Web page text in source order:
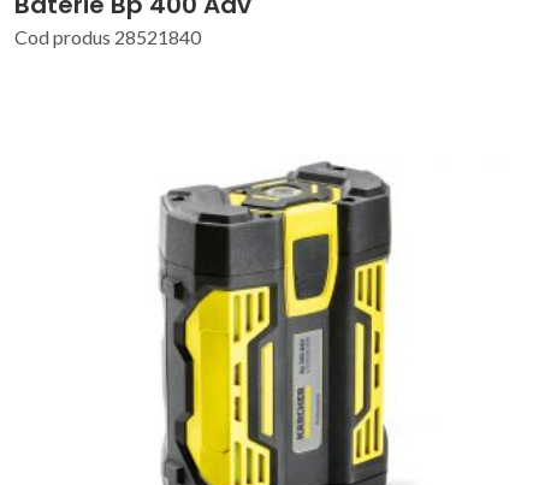
Cod produs 28521840